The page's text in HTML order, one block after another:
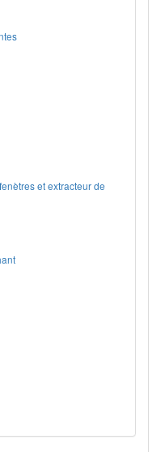
et extracteur de